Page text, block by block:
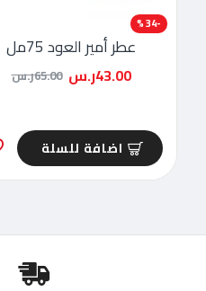
-34 %
عطر أمير العود 75مل
43.00ر.س 65.00ر.س
اضافة للسلة